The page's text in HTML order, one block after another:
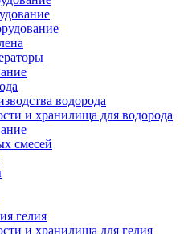
водорода
и хранилища для водорода
смесей
гелия
и хранилища для гелия